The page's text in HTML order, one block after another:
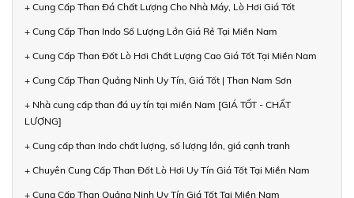
+ Cung Cấp Than Đá Chất Lượng Cho Nhà Máy, Lò Hơi Giá Tốt
+ Cung Cấp Than Indo Số Lượng Lớn Giá Rẻ Tại Miền Nam
+ Cung Cấp Than Đốt Lò Hơi Chất Lượng Cao Giá Tốt Tại Miền Nam
+ Cung Cấp Than Quảng Ninh Uy Tín, Giá Tốt | Than Nam Sơn
+ Nhà cung cấp than đá uy tín tại miền Nam [GIÁ TỐT - CHẤT
LƯỢNG]
+ Cung cấp than Indo chất lượng, số lượng lớn, giá cạnh tranh
+ Chuyên Cung Cấp Than Đốt Lò Hơi Uy Tín Giá Tốt Tại Miền Nam
+ Cung Cấp Than Quảng Ninh Uy Tín Giá Tốt Tại Miền Nam